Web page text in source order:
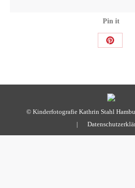
Pin it
Share
© Kinderfotografie Kathrin Stahl
|